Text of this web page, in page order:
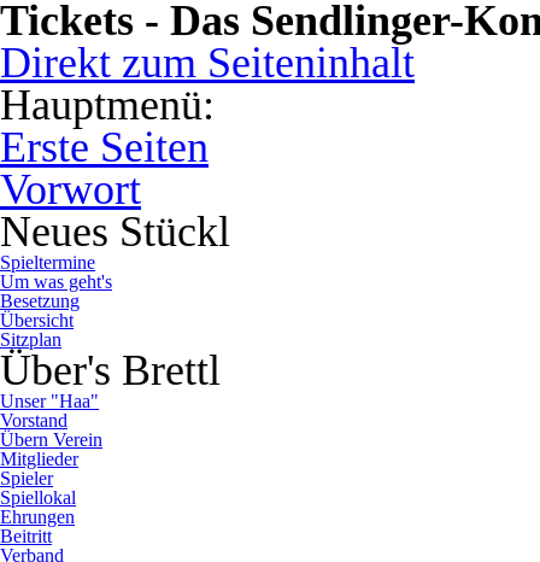
Tickets - Das Sendlinger-
Direkt zum Seiteninhalt
Hauptmenü:
Erste Seiten
Vorwort
Neues Stückl
Spieltermine
Um was geht's
Besetzung
Übersicht
Sitzplan
Über's Brettl
Unser "Haa"
Vorstand
Übern Verein
Mitglieder
Spieler
Spiellokal
Ehrungen
Beitritt
Verband